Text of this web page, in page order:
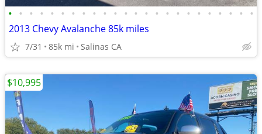
• • • • • • • • • • • • • • • • • • • • • • • •
2013 Chevy Avalanche 85k miles
7/31 85k mi Salinas CA
$10,995